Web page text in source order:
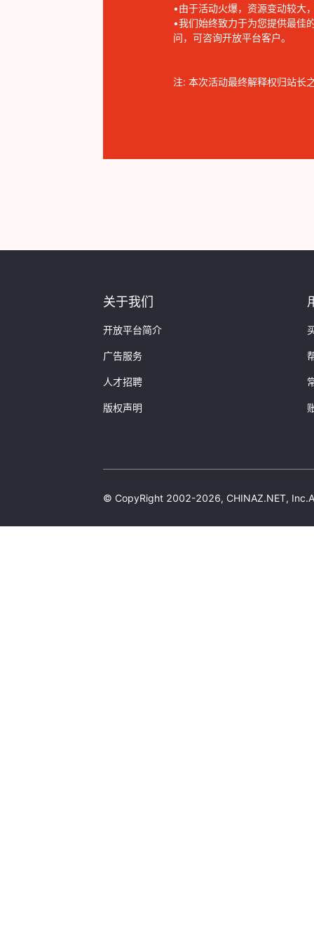
•由于活动火爆，资源变动较大
•我们始终致力于为您提供最佳
问，可咨询开放平台客户。
注: 本次活动最终解释权归站长
关于我们
开放平台简介
广告服务
人才招聘
版权声明
© CopyRight 2002-2026, CHINAZ.NET,